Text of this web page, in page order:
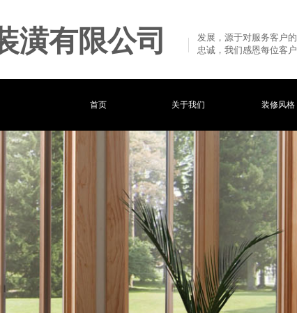
潢有限公司
发展，源于对服务客户的
忠诚，我们感恩每位客户
首页 关于我们 装修风格